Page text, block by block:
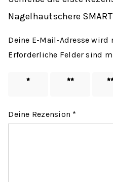
Nagelhautschere SMART
Deine E-Mail-Adresse
Erforderliche Felder sind
1 von
2 von
3
Deine Rezension *